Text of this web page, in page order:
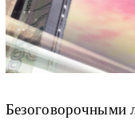
Безоговорочными